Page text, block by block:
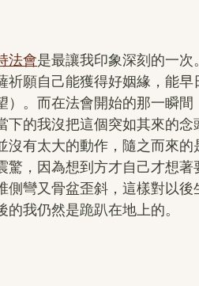
多杰羌佛中國畫作品 旺扎上尊
H.H.第三世多杰羌佛書法作品
南無第三世多杰羌佛經藏總集
法會是最讓我印象深刻的一
祈願自己能獲得好姻緣，能
）。而在法會開始的那一瞬
下的我沒把這個突如其來的
沒有太大的動作，隨之而來
驚，因為想到方才自己才想
側彎又骨盆歪斜，這樣對以
我仍然是跪趴在地上的。